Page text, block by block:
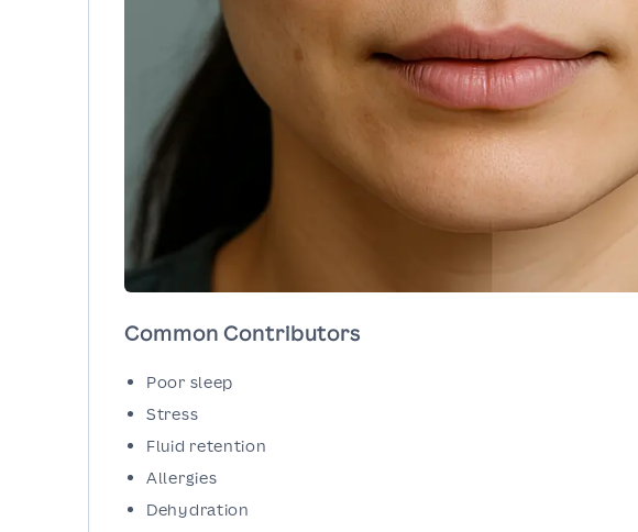
Common Contributors
Poor sleep
Stress
Fluid retention
Allergies
Dehydration